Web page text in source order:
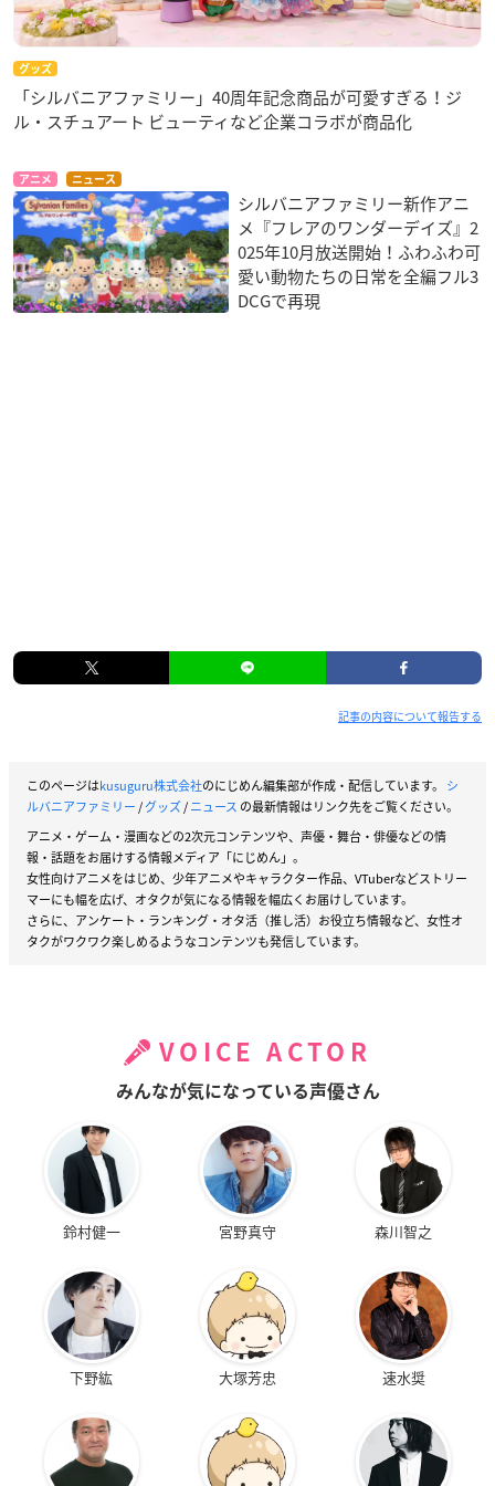
グッズ
「シルバニアファミリー」40周年記念商品が可愛すぎる！ジ
ル・スチュアート ビューティなど企業コラボが商品化
アニメ ニュース
シルバニアファミリー新作アニ
メ『フレアのワンダーデイズ』2
025年10月放送開始！ふわふわ可
愛い動物たちの日常を全編フル3
DCGで再現
記事の内容について報告する
このページはkusuguru株式会社のにじめん編集部が作成・配信しています。 シ
ルバニアファミリー/グッズ/ニュース の最新情報はリンク先をご覧ください。
アニメ・ゲーム・漫画などの2次元コンテンツや、声優・舞台・俳優などの情
報・話題をお届けする情報メディア「にじめん」。
女性向けアニメをはじめ、少年アニメやキャラクター作品、VTuberなどストリー
マーにも幅を広げ、オタクが気になる情報を幅広くお届けしています。
さらに、アンケート・ランキング・オタ活（推し活）お役立ち情報など、女性オ
タクがワクワク楽しめるようなコンテンツも発信しています。
VOICE ACTOR
みんなが気になっている声優さん
鈴村健一 宮野真守 森川智之
下野紘 大塚芳忠 速水奨